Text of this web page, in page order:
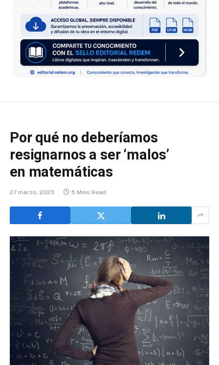
Por qué no deberíamos
resignarnos a ser ‘malos’
en matemáticas
27 marzo, 2023 5 Mins Read